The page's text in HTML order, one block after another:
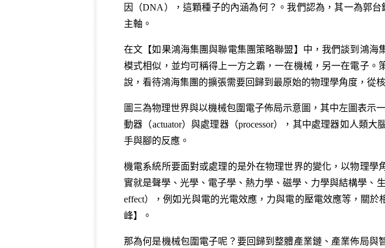
因（DNA），這顆種子的內涵為何？。我們認為，其一為郭台
主軸。
在文【如果鴻海集團與聯電集團策略聯盟】中，我們談到鴻海
模式相似，並均可稱得上一方之霸，一在機械，另一在電子
說，看待鴻海集團的擴張需要回歸到最原始的物理學角度，從
圖三為物理世界與以機械包圍電子佈局示意圖，其中左圖表示
動器（actuator）與處理器（processor），其中處理器如人類
手與腳的反應。
機電系統所要面對或處理的是外在物理世界的變化，以物理
實就是聲學、光學、電子學、熱力學、磁學、力學與結構學、
effect），例如光與電的光電效應，力與電的壓電效應等，關於
峰】。
那為何是機械包圍電子呢？要回歸到整體產業鏈、產業佈局與